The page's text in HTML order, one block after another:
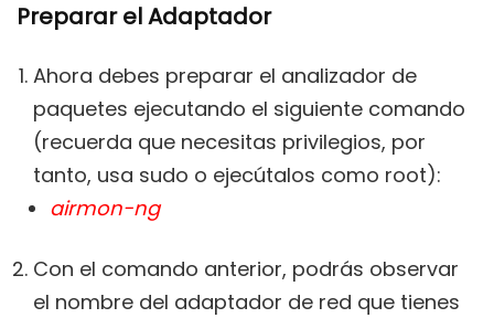
Preparar el Adaptador
Ahora debes preparar el analizador de
paquetes ejecutando el siguiente comando
(recuerda que necesitas privilegios, por
tanto, usa sudo o ejecútalos como root):
airmon-ng
Con el comando anterior, podrás observar
el nombre del adaptador de red que tienes